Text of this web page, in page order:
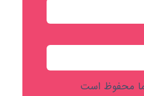
محفوظ است